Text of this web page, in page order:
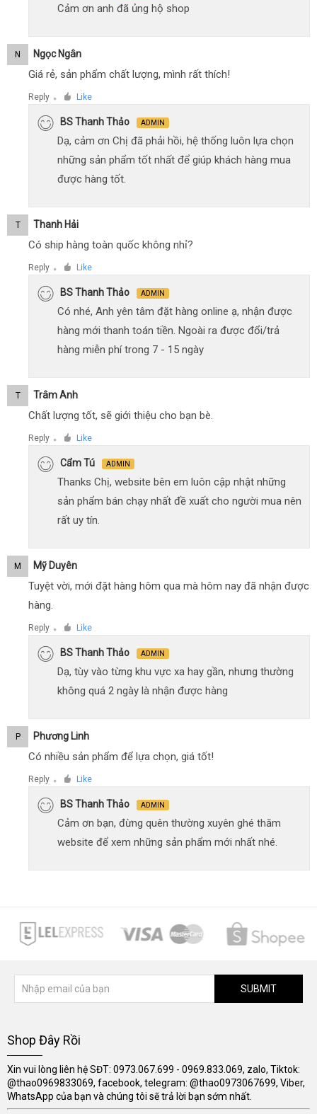
Cảm ơn anh đã ủng hộ shop
N Ngọc Ngân
Giá rẻ, sản phẩm chất lượng, mình rất thích!
Reply ● Like
BS Thanh Thảo ADMIN
Dạ, cảm ơn Chị đã phải hồi, hệ thống luôn lựa chọn
những sản phẩm tốt nhất để giúp khách hàng mua
được hàng tốt.
T Thanh Hải
Có ship hàng toàn quốc không nhỉ?
Reply ● Like
BS Thanh Thảo ADMIN
Có nhé, Anh yên tâm đặt hàng online ạ, nhận được
hàng mới thanh toán tiền. Ngoài ra được đổi/trả
hàng miễn phí trong 7 - 15 ngày
T Trâm Anh
Chất lượng tốt, sẽ giới thiệu cho bạn bè.
Reply ● Like
Cẩm Tú ADMIN
Thanks Chị, website bên em luôn cập nhật những
sản phẩm bán chạy nhất đề xuất cho người mua nên
rất uy tín.
M Mỹ Duyên
Tuyệt vời, mới đặt hàng hôm qua mà hôm nay đã nhận được
hàng.
Reply ● Like
BS Thanh Thảo ADMIN
Dạ, tùy vào từng khu vực xa hay gần, nhưng thường
không quá 2 ngày là nhận được hàng
P Phương Linh
Có nhiều sản phẩm để lựa chọn, giá tốt!
Reply ● Like
BS Thanh Thảo ADMIN
Cảm ơn bạn, đừng quên thường xuyên ghé thăm
website để xem những sản phẩm mới nhất nhé.
SUBMIT
Shop Đây Rồi
Xin vui lòng liên hệ SĐT: 0973.067.699 - 0969.833.069, zalo, Tiktok:
@thao0969833069, facebook, telegram: @thao0973067699, Viber,
WhatsApp của bạn và chúng tôi sẽ trả lời bạn sớm nhất.